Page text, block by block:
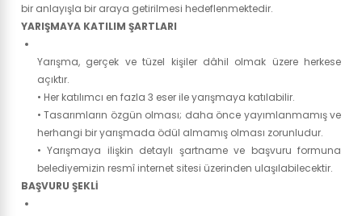
bir anlayışla bir araya getirilmesi hedeflenmektedir.
YARIŞMAYA KATILIM ŞARTLARI
Yarışma, gerçek ve tüzel kişiler dâhil olmak üzere herkese
açıktır.
• Her katılımcı en fazla 3 eser ile yarışmaya katılabilir.
• Tasarımların özgün olması; daha önce yayımlanmamış ve
herhangi bir yarışmada ödül almamış olması zorunludur.
• Yarışmaya ilişkin detaylı şartname ve başvuru formuna
belediyemizin resmî internet sitesi üzerinden ulaşılabilecektir.
BAŞVURU ŞEKLİ